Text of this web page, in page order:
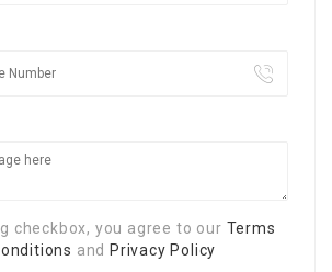
checkbox, you agree to our Terms
and Privacy Policy